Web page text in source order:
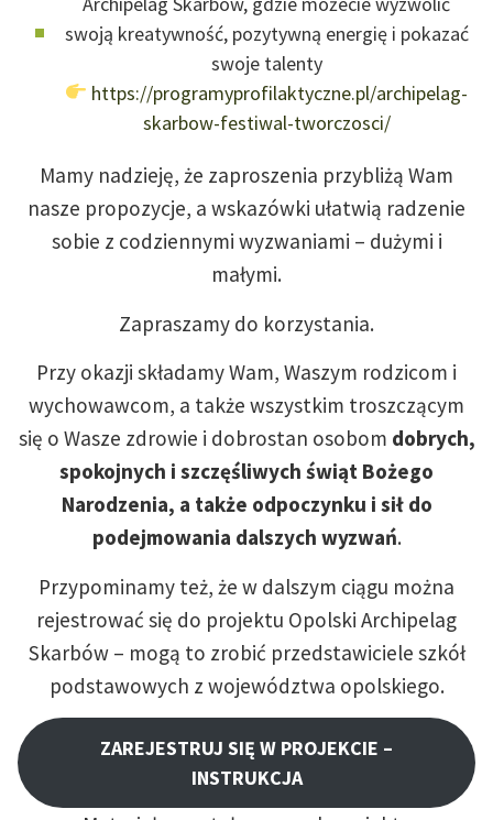
swoją kreatywność, pozytywną energię i pokazać
swoje talenty
https://programyprofilaktyczne.pl/archipelag-
skarbow-festiwal-tworczosci/
Mamy nadzieję, że zaproszenia przybliżą Wam
nasze propozycje, a wskazówki ułatwią radzenie
sobie z codziennymi wyzwaniami – dużymi i
małymi.
Zapraszamy do korzystania.
Przy okazji składamy Wam, Waszym rodzicom i
wychowawcom, a także wszystkim troszczącym
się o Wasze zdrowie i dobrostan osobom dobrych,
spokojnych i szczęśliwych świąt Bożego
Narodzenia, a także odpoczynku i sił do
podejmowania dalszych wyzwań.
Przypominamy też, że w dalszym ciągu można
rejestrować się do projektu Opolski Archipelag
Skarbów – mogą to zrobić przedstawiciele szkół
podstawowych z województwa opolskiego.
ZAREJESTRUJ SIĘ W PROJEKCIE –
INSTRUKCJA